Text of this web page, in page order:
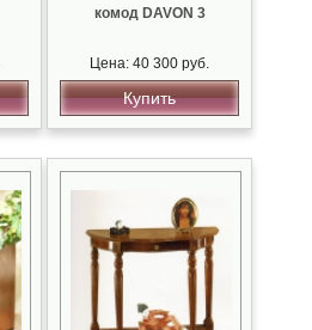
комод DAVON 3
Цена: 40 300 руб.
Купить